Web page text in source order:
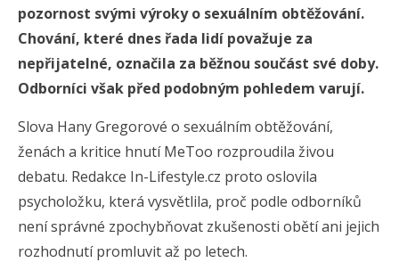
pozornost svými výroky o sexuálním obtěžování.
Chování, které dnes řada lidí považuje za
nepřijatelné, označila za běžnou součást své doby.
Odborníci však před podobným pohledem varují.
Slova Hany Gregorové o sexuálním obtěžování,
ženách a kritice hnutí MeToo rozproudila živou
debatu. Redakce In-Lifestyle.cz proto oslovila
psycholožku, která vysvětlila, proč podle odborníků
není správné zpochybňovat zkušenosti obětí ani jejich
rozhodnutí promluvit až po letech.